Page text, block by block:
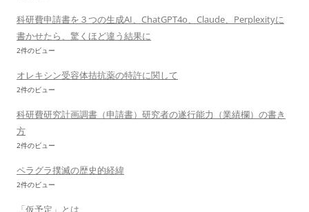
科研費申請書を３つの生成AI、ChatGPT4o、Claude、Perplexityに
書かせたら、驚くほど違う結果に
2件のビュー
オレキシン受容体拮抗薬の特許に関して
2件のビュー
科研費研究計画調書（申請書）研究者の遂行能力（業績欄）の書き
方
2件のビュー
ペラグラ撲滅の歴史的経緯
2件のビュー
「仮予定」とは